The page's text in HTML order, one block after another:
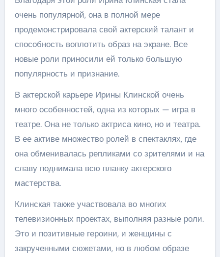
очень популярной, она в полной мере
продемонстрировала свой актерский талант и
способность воплотить образ на экране. Все
новые роли приносили ей только большую
популярность и признание.
В актерской карьере Ирины Клинской очень
много особенностей, одна из которых — игра в
театре. Она не только актриса кино, но и театра.
В ее активе множество ролей в спектаклях, где
она обменивалась репликами со зрителями и на
славу поднимала всю планку актерского
мастерства.
Клинская также участвовала во многих
телевизионных проектах, выполняя разные роли.
Это и позитивные героини, и женщины с
закрученными сюжетами, но в любом образе